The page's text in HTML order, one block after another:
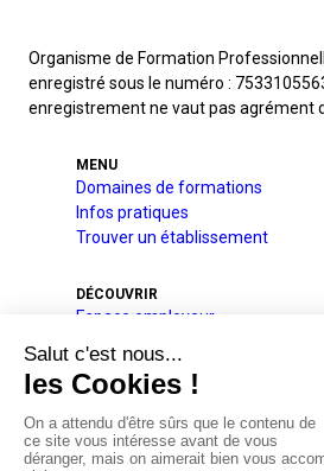
Organisme de Formation
enregistré sous le numéro :
enregistrement ne vaut pas agrément
MENU
Domaines de formations
Infos pratiques
Trouver un établissement
DÉCOUVRIR
Espace employeur
Projets pédagogique et éducatif
Qui sommes-nous
Nos partenaires
Actualités